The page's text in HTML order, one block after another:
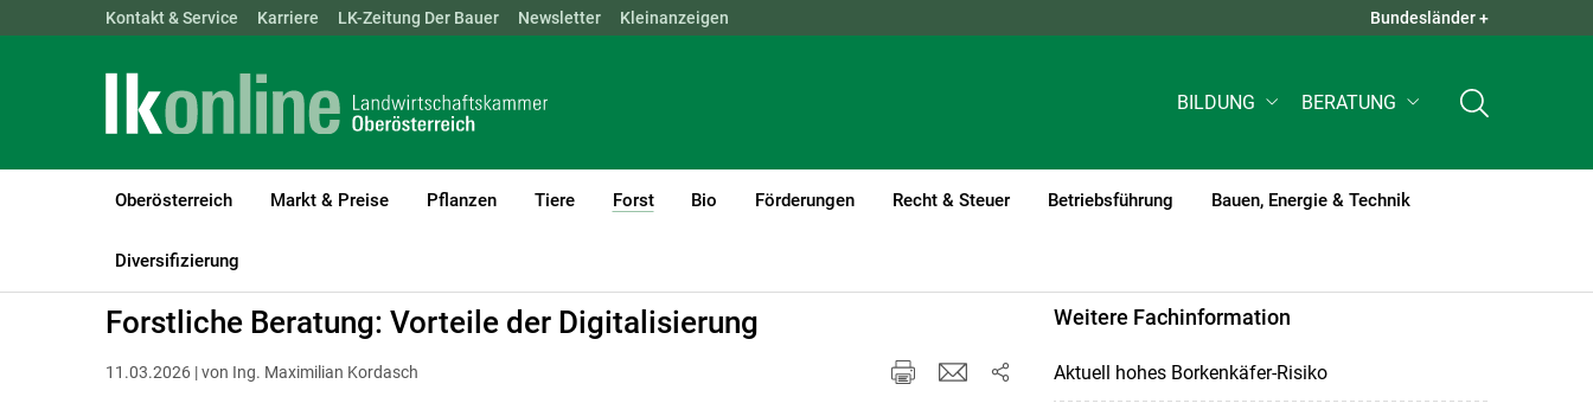
Landwirtschaftskammern: ÖSTERREICH BGLD KTN NÖ OÖ SBG STMK QUICK LINKS +
Kontakt & Service Karriere LK-Zeitung Der Bauer Newsletter Kleinanzeigen Bundesländer +
BILDUNG BERATUNG
Oberösterreich Markt & Preise Pflanzen Tiere Forst
(current)1
Bio Förderungen Recht & Steuer Betriebsführung Bauen, Energie & Technik
Diversifizierung
LK Oberösterreich Forst
Forstliche Beratung: Vorteile der Digitalisierung
11.03.2026 | von Ing. Maximilian Kordasch
Weitere Fachinformation
Aktuell hohes Borkenkäfer-Risiko